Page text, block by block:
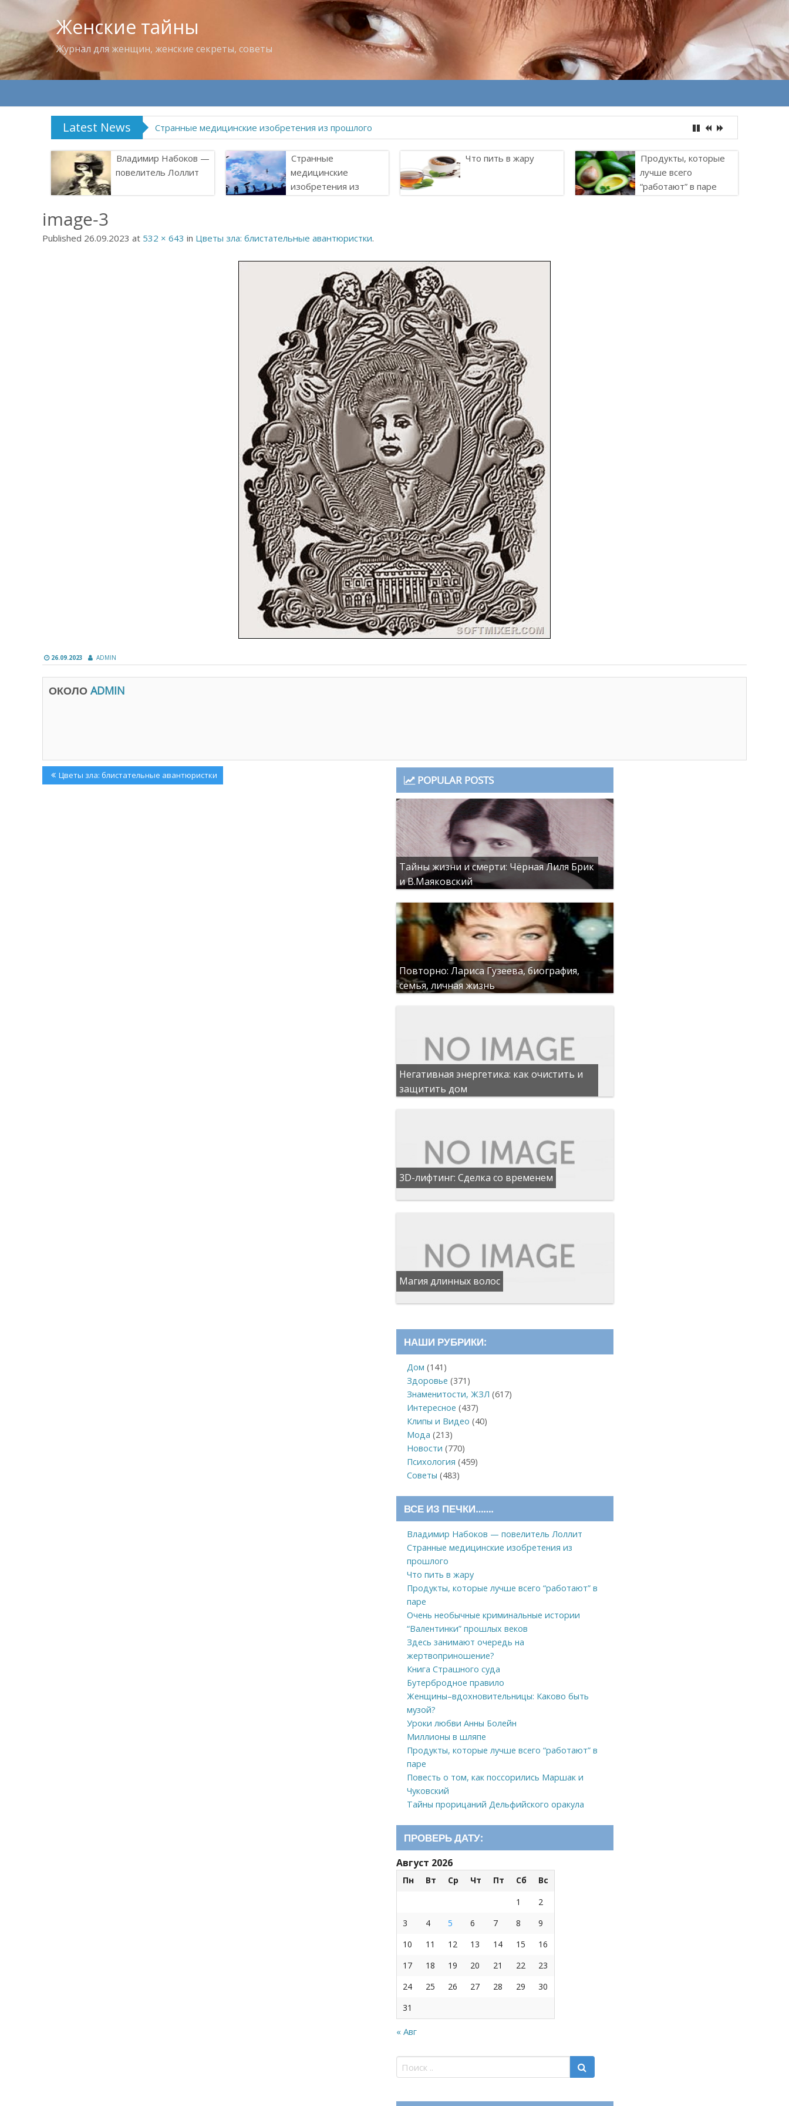
Женские тайны
Журнал для женщин, женские секреты, советы
Latest News Что пить в жару
Владимир Набоков —
повелитель Лоллит
Странные
медицинские
изобретения из
Что пить в жару
Продукты, которые
лучше всего
“работают” в паре
image-3
Published 26.09.2023 at 532 × 643 in Цветы зла: блистательные авантюристки.
26.09.2023 ADMIN
ОКОЛО ADMIN
Навигация
Previous
Цветы зла: блистательные авантюристки POPULAR POSTS
Тайны жизни и смерти: Чёрная Лиля Брик
и В.Маяковский
Повторно: Лариса Гузеева, биография,
семья, личная жизнь
Негативная энергетика: как очистить и
защитить дом
3D-лифтинг: Сделка со временем
Магия длинных волос
НАШИ РУБРИКИ:
Дом (141)
Здоровье (371)
Знаменитости, ЖЗЛ (617)
Интересное (437)
Клипы и Видео (40)
Мода (213)
Новости (770)
Психология (459)
Советы (483)
ВСЕ ИЗ ПЕЧКИ…….
Владимир Набоков — повелитель Лоллит
Странные медицинские изобретения из
прошлого
Что пить в жару
Продукты, которые лучше всего “работают” в
паре
Очень необычные криминальные истории
“Валентинки” прошлых веков
Здесь занимают очередь на
жертвоприношение?
Книга Страшного суда
Бутербродное правило
Женщины–вдохновительницы: Каково быть
музой?
Уроки любви Анны Болейн
Миллионы в шляпе
Продукты, которые лучше всего “работают” в
паре
Повесть о том, как поссорились Маршак и
Чуковский
Тайны прорицаний Дельфийского оракула
ПРОВЕРЬ ДАТУ:
Август 2026
Пн Вт Ср Чт Пт Сб
Вс
1
2
3
4 5 6 7 8
9
10
11 12 13 14 15
16
17
18 19 20 21 22
23
24
25 26 27 28 29
30
31
« Авг